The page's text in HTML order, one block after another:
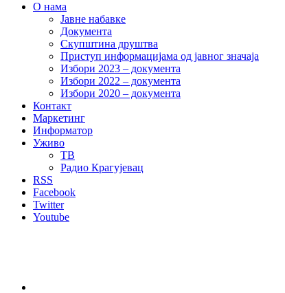
О нама
Јавне набавке
Документа
Скупштина друштва
Приступ информацијама од јавног значаја
Избори 2023 – документа
Избори 2022 – документа
Избори 2020 – документа
Контакт
Маркетинг
Информатор
Уживо
ТВ
Радио Крагујевац
RSS
Facebook
Twitter
Youtube